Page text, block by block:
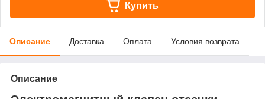
Купить
Описание Доставка Оплата Условия возврата
Описание